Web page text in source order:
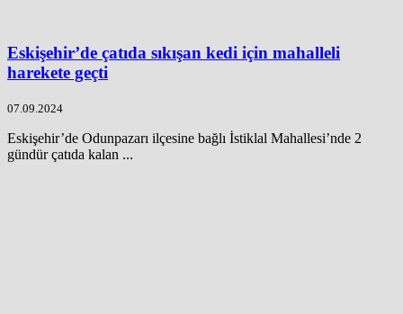
Eskişehir’de çatıda sıkışan kedi için mahalleli
harekete geçti
07.09.2024
Eskişehir’de Odunpazarı ilçesine bağlı İstiklal Mahallesi’nde 2
gündür çatıda kalan ...